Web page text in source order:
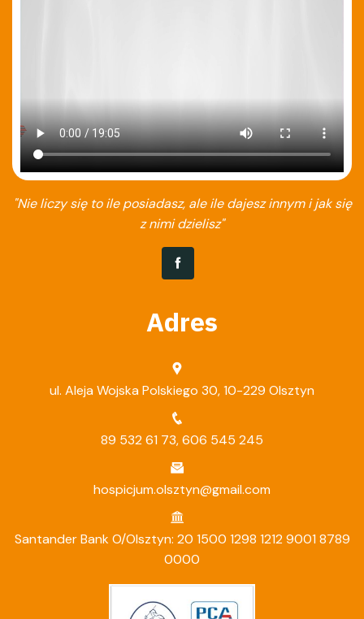
"Nie liczy się to ile posiadasz, ale ile dajesz innym i jak się
z nimi dzielisz"
Adres
ul. Aleja Wojska Polskiego 30, 10-229 Olsztyn
89 532 61 73,606 545 245
hospicjum.olsztyn@gmail.com
Santander Bank O/Olsztyn: 20 1500 1298 1212 9001 8789
0000